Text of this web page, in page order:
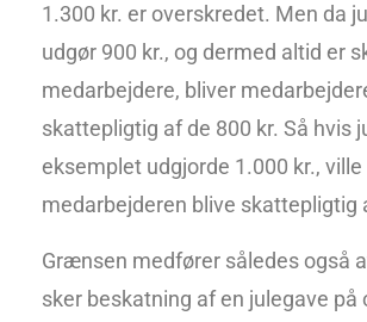
1.300 kr. er overskredet. Men da
udgør 900 kr., og dermed altid er
medarbejdere, bliver
skattepligtig af de 800 kr. Så hvis
eksemplet udgjorde 1.000 kr., ville
medarbejderen blive skattepligtig
Grænsen medfører således også
sker beskatning af en julegave på